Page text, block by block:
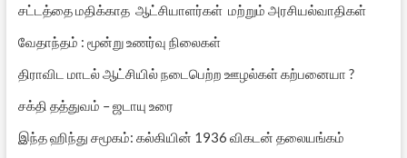
சட்டத்தை மதிக்காத ஆட்சியாளர்கள் மற்றும் அரசியல்வாதிகள்
வேதாந்தம் : மூன்று உணர்வு நிலைகள்
திராவிட மாடல் ஆட்சியில் நடைபெற்ற ஊழல்கள் கற்பனையா ?
சக்தி தத்துவம் – ஜடாயு உரை
இந்த ஹிந்து சமூகம்: கல்கியின் 1936 விகடன் தலையங்கம்